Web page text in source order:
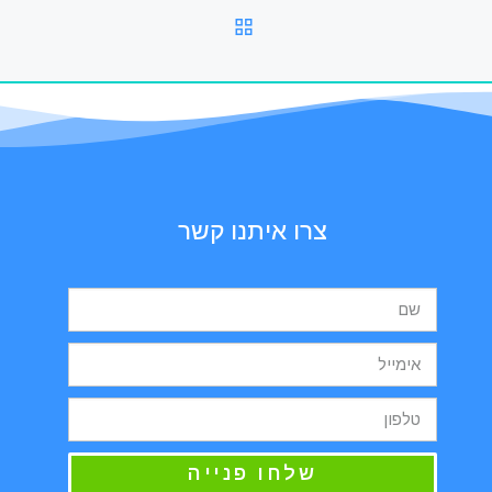
צרו איתנו קשר
שלחו פנייה